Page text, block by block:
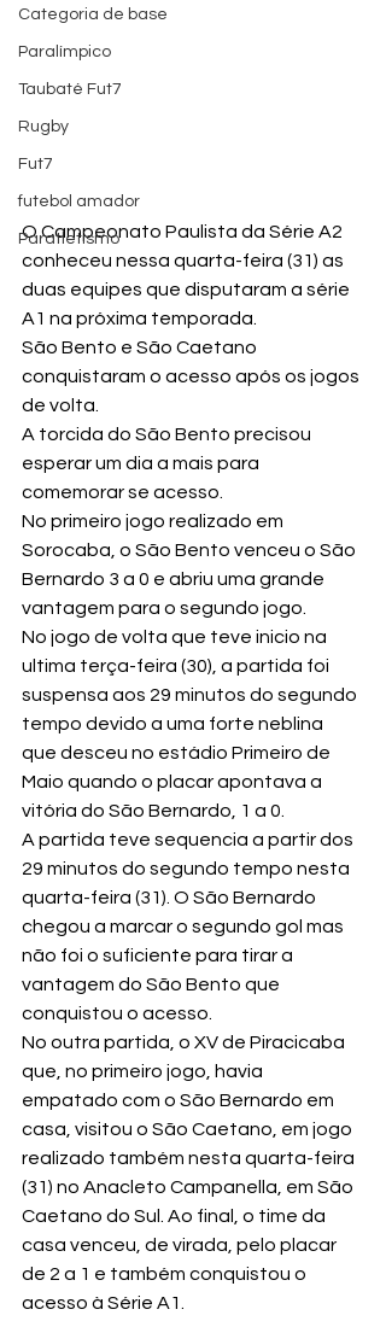
Categoria de base
Paralímpico
Taubaté Fut7
Rugby
Fut7
futebol amador
Paratletismo
O Campeonato Paulista da Série A2
conheceu nessa quarta-feira (31) as
duas equipes que disputaram a série
A1 na próxima temporada.
São Bento e São Caetano
conquistaram o acesso após os jogos
de volta.
A torcida do São Bento precisou
esperar um dia a mais para
comemorar se acesso.
No primeiro jogo realizado em
Sorocaba, o São Bento venceu o São
Bernardo 3 a 0 e abriu uma grande
vantagem para o segundo jogo.
No jogo de volta que teve inicio na
ultima terça-feira (30), a partida foi
suspensa aos 29 minutos do segundo
tempo devido a uma forte neblina
que desceu no estádio Primeiro de
Maio quando o placar apontava a
vitória do São Bernardo, 1 a 0.
A partida teve sequencia a partir dos
29 minutos do segundo tempo nesta
quarta-feira (31). O São Bernardo
chegou a marcar o segundo gol mas
não foi o suficiente para tirar a
vantagem do São Bento que
conquistou o acesso.
No outra partida, o XV de Piracicaba
que, no primeiro jogo, havia
empatado com o São Bernardo em
casa, visitou o São Caetano, em jogo
realizado também nesta quarta-feira
(31) no Anacleto Campanella, em São
Caetano do Sul. Ao final, o time da
casa venceu, de virada, pelo placar
de 2 a 1 e também conquistou o
acesso à Série A1.